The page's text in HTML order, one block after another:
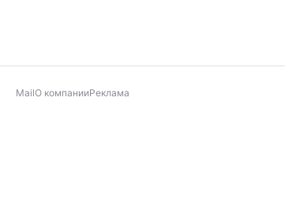
MailО компанииРеклама